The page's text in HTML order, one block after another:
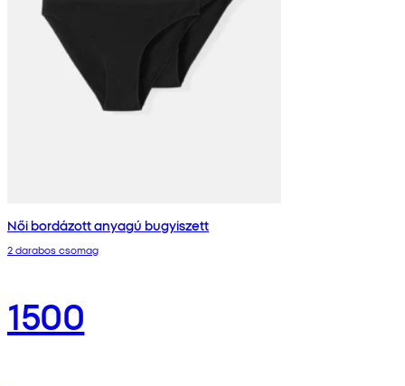
Női bordázott anyagú bugyiszett
2 darabos csomag
1500